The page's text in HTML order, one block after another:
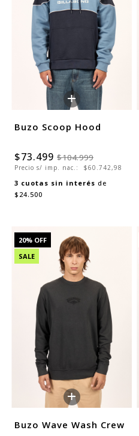
+
Buzo Scoop Hood
$73.499 $104.999
Precio s/ imp. nac.: $60.742,98
3 cuotas sin interés de
$24.500
20% OFF
SALE
+
Buzo Wave Wash Crew